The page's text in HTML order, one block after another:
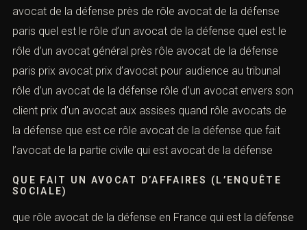
avocat de la défense près de rôle avocat de la défense
paris quel est le rôle d’un avocat de la défense quel est le
rôle d’un avocat général près rôle avocat de la défense
paris prix avocat prix d’avocat pour audience au tribunal
rôle d’un avocat de la défense rôle d’un avocat envers son
client prix d’un avocat aux assises quand rôle avocats de
la défense que est ce rôle avocat de la défense que fait
l’avocat de la partie civile qui est avocat de la défense
QUE FAIT UN AVOCAT D’AFFAIRES (L’ENQUÊTE
SOCIALE)
que rôle avocat de la défense en France qui est la défense